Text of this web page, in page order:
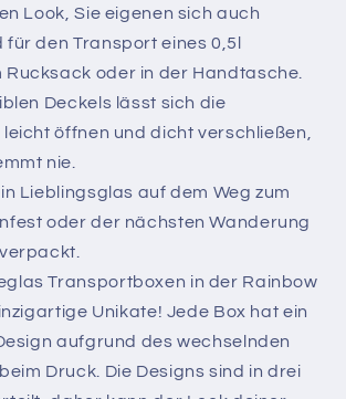
Look, Sie eigenen sich auch
den Transport eines 0,5l
Rucksack oder in der Handtasche.
Deckels lässt sich die
öffnen und dicht verschließen,
nie.
Lieblingsglas auf dem Weg zum
oder der nächsten Wanderung
Transportboxen in der Rainbow
Unikate! Jede Box hat ein
aufgrund des wechselnden
Druck. Die Designs sind in drei